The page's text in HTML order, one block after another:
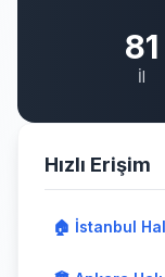
81
İl
Hızlı Erişim
🏠 İstanbul